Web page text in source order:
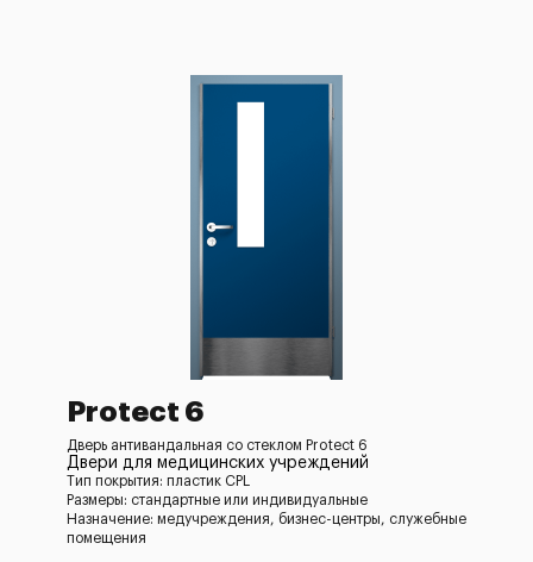
Protect 6
Дверь антивандальная со стеклом Protect 6
Двери для медицинских учреждений
Тип покрытия: пластик CPL
Размеры: стандартные или индивидуальные
Назначение: медучреждения, бизнес-центры, служебные
помещения